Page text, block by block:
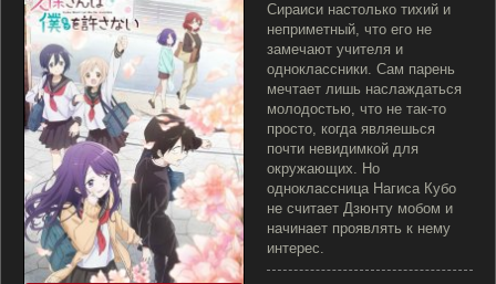
Сираиси настолько тихий и
неприметный, что его не
замечают учителя и
одноклассники. Сам парень
мечтает лишь наслаждаться
молодостью, что не так-то
просто, когда являешься
почти невидимкой для
окружающих. Но
одноклассница Нагиса Кубо
не считает Дзюнту мобом и
начинает проявлять к нему
интерес.